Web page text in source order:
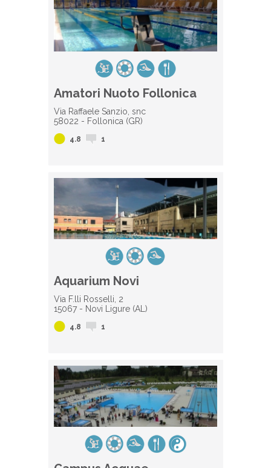
Amatori Nuoto Follonica
Via Raffaele Sanzio, snc
58022 - Follonica (GR)
4.8 1
Aquarium Novi
Via F.lli Rosselli, 2
15067 - Novi Ligure (AL)
4.8 1